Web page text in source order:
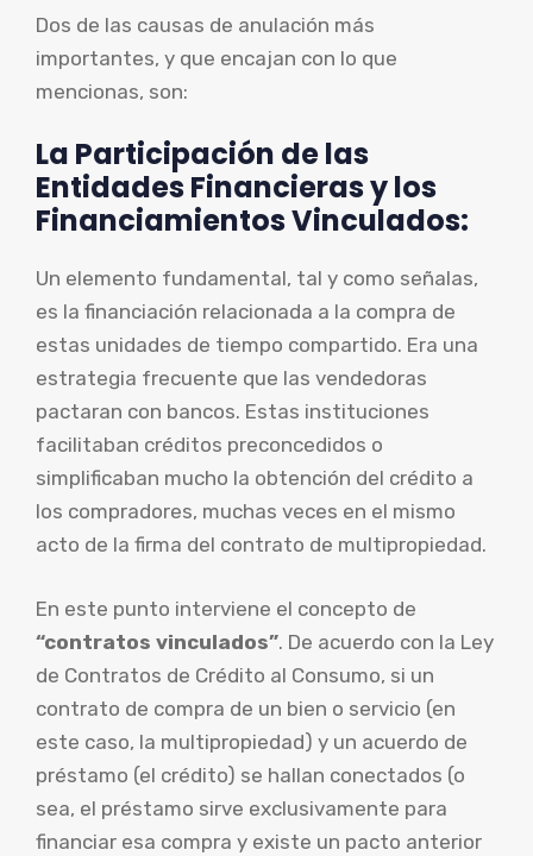
Dos de las causas de anulación más
importantes, y que encajan con lo que
mencionas, son:
La Participación de las
Entidades Financieras y los
Financiamientos Vinculados:
Un elemento fundamental, tal y como señalas,
es la financiación relacionada a la compra de
estas unidades de tiempo compartido. Era una
estrategia frecuente que las vendedoras
pactaran con bancos. Estas instituciones
facilitaban créditos preconcedidos o
simplificaban mucho la obtención del crédito a
los compradores, muchas veces en el mismo
acto de la firma del contrato de multipropiedad.
En este punto interviene el concepto de
“contratos vinculados”. De acuerdo con la Ley
de Contratos de Crédito al Consumo, si un
contrato de compra de un bien o servicio (en
este caso, la multipropiedad) y un acuerdo de
préstamo (el crédito) se hallan conectados (o
sea, el préstamo sirve exclusivamente para
financiar esa compra y existe un pacto anterior